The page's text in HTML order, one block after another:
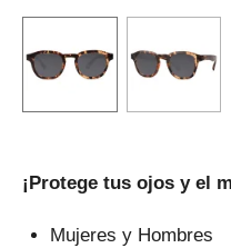
¡Protege tus ojos y el
Mujeres y Hombres